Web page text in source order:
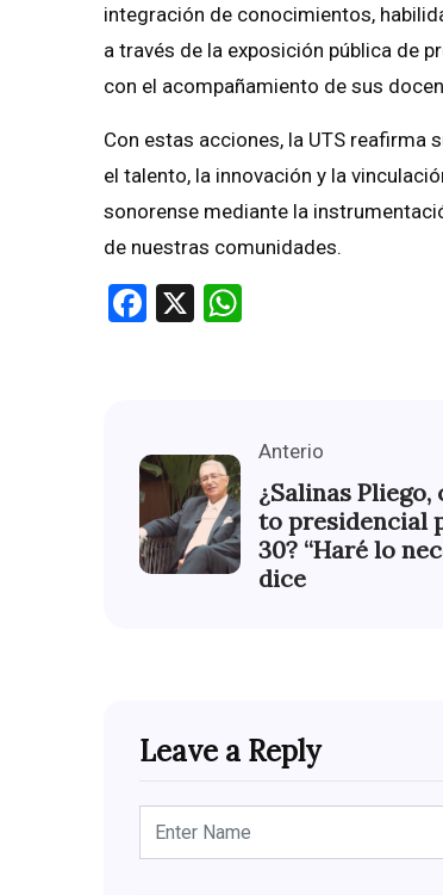
integración de conocimientos,
a través de la exposición pública de
con el acompañamiento de sus
Con estas acciones, la UTS reafirma
el talento, la innovación y la
sonorense mediante la
de nuestras comunidades.
Facebook
X
Anterio
¿Salinas Pliego,
to presidencial
30? “Haré lo
dice
Leave a Reply